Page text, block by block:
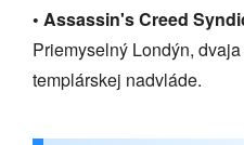
• Assassin's Creed
Priemyselný Londýn,
templárskej nadvláde.